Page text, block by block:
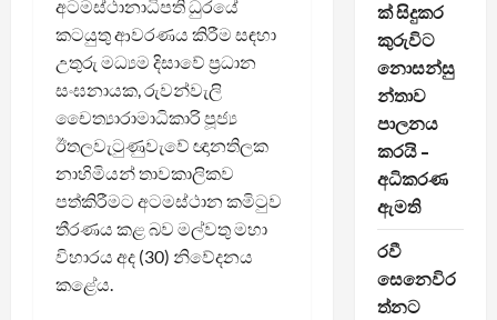
අටමස්ථානාධිපති ධුරයේ
කටයුතු ආවරණය කිරීම සඳහා
උතුරු මධ්‍යම දිසාවේ ප්‍රධාන
සංඝනායක, රුවන්වැලි
චෛත්‍යාරාමාධිකාරි පූජ්‍ය
ඊතලවැටුණුවැවේ ඥානතිලක
නාහිමියන් තාවකාලිකව
පත්කිරීමට අටමස්ථාන කමිටුව
තීරණය කළ බව මල්වතු මහා
විහාරය අද (30) නිවේදනය
කළේය.
ක් සිදුකර
කුරුවිට
නොසන්සු
න්තාව
පාලනය
කරයි –
අධිකරණ
ඇමති
රවී
සෙනෙවිර
ත්නට